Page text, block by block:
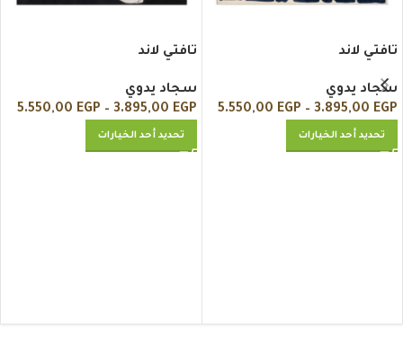
تافتي لاند
سجاد يدوي
3.895,00 EGP
–
5.550,00 EGP
تحديد أحد الخيارات
تافتي لاند
سجاد يدوي
3.895,00 EGP
–
5.550,00 EGP
تحديد أحد الخيارات